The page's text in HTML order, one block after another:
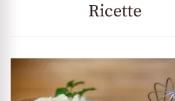
Ricette